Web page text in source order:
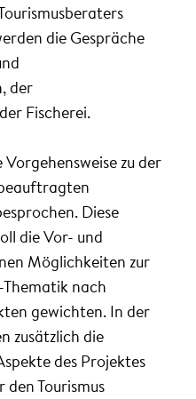
die Gespräche
der
Fischerei.
zu der
Diese
die Vor- und
Möglichkeiten zur
nach
gewichten. In der
zusätzlich die
des Projektes
Tourismus